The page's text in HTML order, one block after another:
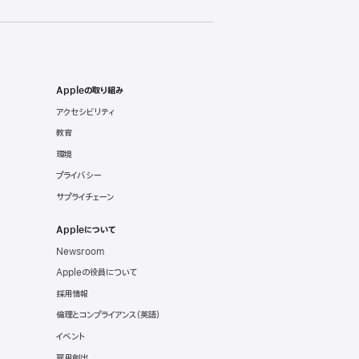
Appleの取り組み
アクセシビリティ
教育
環境
プライバシー
サプライチェーン
Appleについて
Newsroom
Appleの役員について
採用情報
倫理とコンプライアンス（英語）
イベント